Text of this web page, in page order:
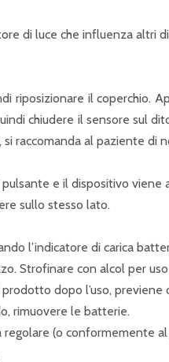
di luce che influenza altri
riposizionare il coperchio.
chiudere il sensore sul
raccomanda al paziente
e il dispositivo viene
sullo stesso lato.
l’indicatore di carica
Strofinare con alcol per
dopo l’uso, previene
rimuovere le batterie.
(o conformemente